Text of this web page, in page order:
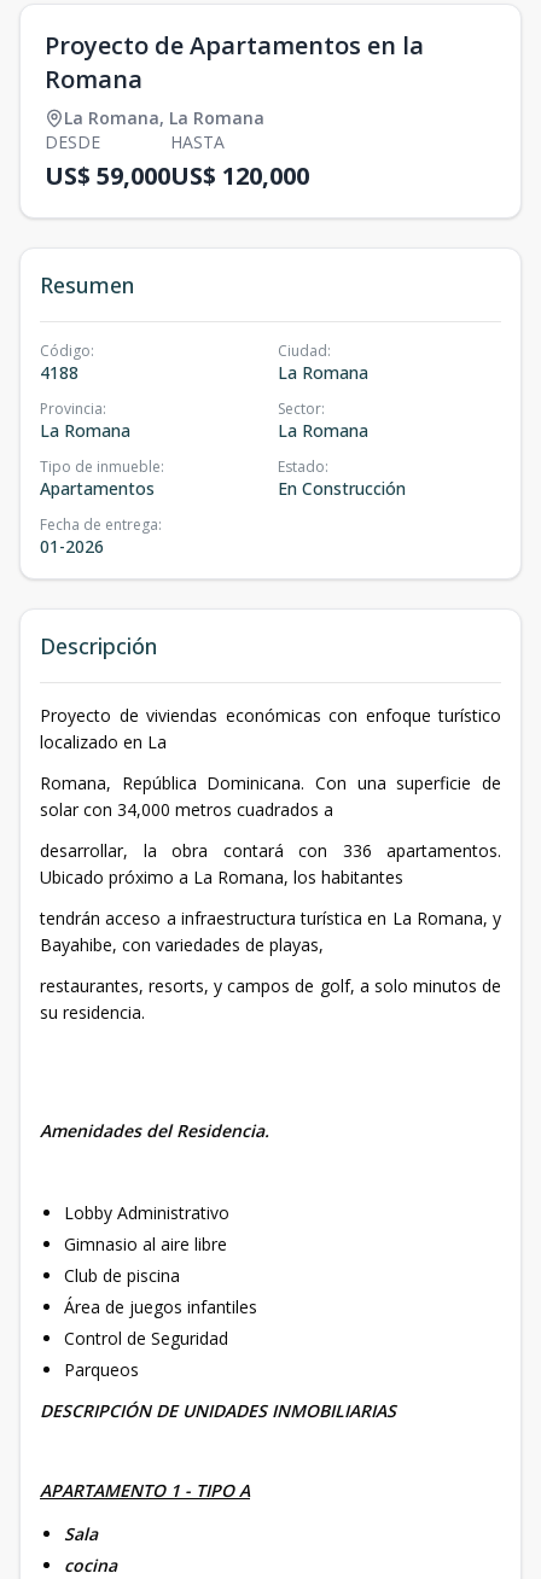
Proyecto de Apartamentos en la
Romana
La Romana, La Romana
DESDE
US$ 59,000
HASTA
US$ 120,000
Resumen
Código:
4188
Ciudad:
La Romana
Provincia:
La Romana
Sector:
La Romana
Tipo de inmueble:
Apartamentos
Estado:
En Construcción
Fecha de entrega:
01-2026
Descripción
Proyecto de viviendas económicas con enfoque turístico
localizado en La
Romana, República Dominicana. Con una superficie de
solar con 34,000 metros cuadrados a
desarrollar, la obra contará con 336 apartamentos.
Ubicado próximo a La Romana, los habitantes
tendrán acceso a infraestructura turística en La Romana, y
Bayahibe, con variedades de playas,
restaurantes, resorts, y campos de golf, a solo minutos de
su residencia.
Amenidades del Residencia.
Lobby Administrativo
Gimnasio al aire libre
Club de piscina
Área de juegos infantiles
Control de Seguridad
Parqueos
DESCRIPCIÓN DE UNIDADES INMOBILIARIAS
APARTAMENTO 1 - TIPO A
Sala
cocina